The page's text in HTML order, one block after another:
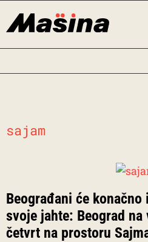
sajam
Beograđani će
svoje jahte: Beograd
četvrt na prostoru